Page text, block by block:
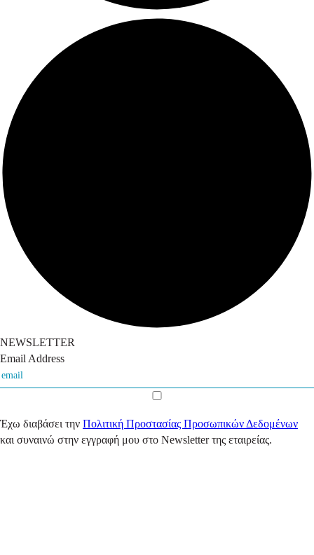
NEWSLETTER
Email Address
Έχω διαβάσει την Πολιτική Προστασίας Προσωπικών Δεδομένων
και συναινώ στην εγγραφή μου στο Newsletter της εταιρείας.